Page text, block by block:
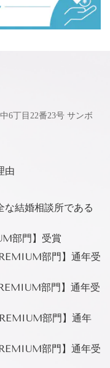
6丁目22番23号 サンボ
由
結婚相談所である
部門】受賞
部門】通年受
部門】通年受
部門】通年
部門】通年受